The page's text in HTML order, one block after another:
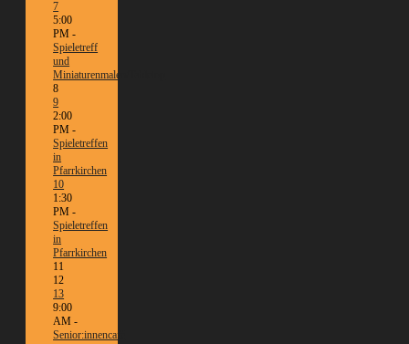
7
5:00
PM -
Spieletreff
und
Miniaturenmalen/Tabletop
8
9
2:00
PM -
Spieletreffen
in
Pfarrkirchen
10
1:30
PM -
Spieletreffen
in
Pfarrkirchen
11
12
13
9:00
AM -
Senior:innencafé